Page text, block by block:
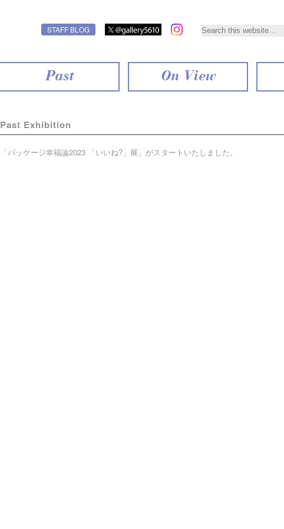
STAFF BLOG
Past On View
Past Exhibition
「パッケージ幸福論2023 「いいね?」展」がスタートいたしました。